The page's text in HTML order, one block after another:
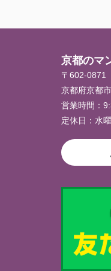
京都のマ
〒602-0871
京都府京都
営業時間：
定休日： 水